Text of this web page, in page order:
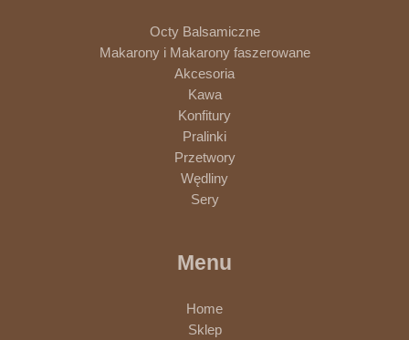
Octy Balsamiczne
Makarony i Makarony faszerowane
Akcesoria
Kawa
Konfitury
Pralinki
Przetwory
Wędliny
Sery
Menu
Home
Sklep